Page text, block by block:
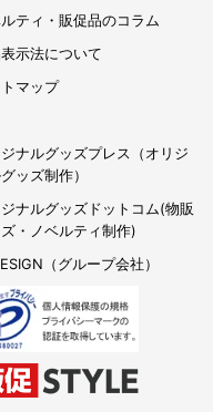
ティ・販促品のコラム
示法について
マップ
ナルグッズプレス（オリジ
ッズ制作）
ナルグッズドットコム(物販
・ノベルティ制作)
（グループ会社）